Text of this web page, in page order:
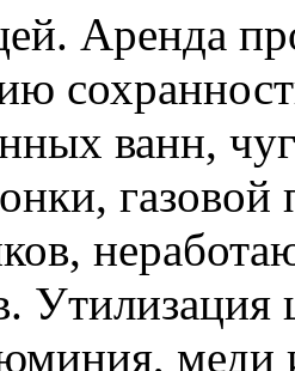
Аренда
ванн,
Утилизация
меди